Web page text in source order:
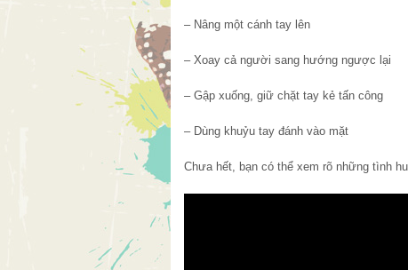
– Nâng một cánh tay lên
– Xoay cả người sang hướng ngược lại
– Gập xuống, giữ chặt tay kẻ tấn công
– Dùng khuỷu tay đánh vào mặt
Chưa hết, bạn có thể xem rõ những tình